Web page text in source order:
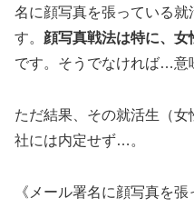
名に顔写真を張っている就
す。 顔写真戦法は特に、
です。そうでなければ…
ただ結果、その就活生（
社には内定せず…。
《メール署名に顔写真を